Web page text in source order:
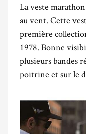
La veste
au vent. Cette
première
1978. Bonne
plusieurs bandes
poitrine et sur le